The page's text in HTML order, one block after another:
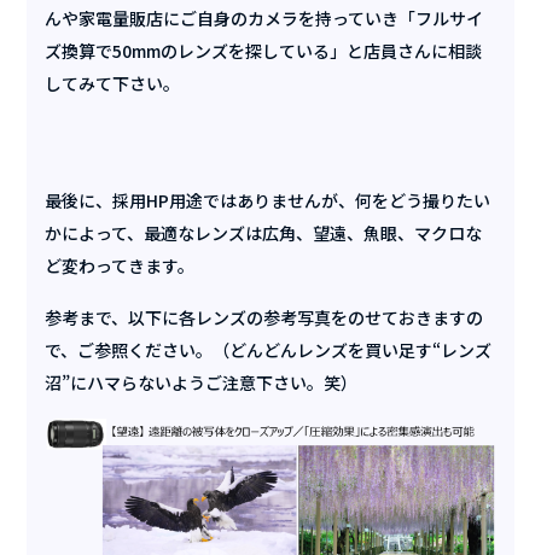
んや家電量販店にご自身のカメラを持っていき「フルサイ
ズ換算で50mmのレンズを探している」と店員さんに相談
してみて下さい。
最後に、採用HP用途ではありませんが、何をどう撮りたい
かによって、最適なレンズは広角、望遠、魚眼、マクロな
ど変わってきます。
参考まで、以下に各レンズの参考写真をのせておきますの
で、ご参照ください。（どんどんレンズを買い足す“レンズ
沼”にハマらないようご注意下さい。笑）